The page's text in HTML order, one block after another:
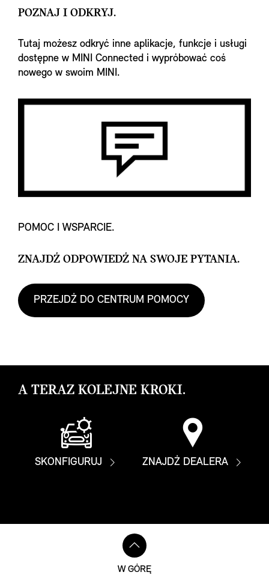
POZNAJ I ODKRYJ.
Tutaj możesz odkryć inne aplikacje, funkcje i usługi
dostępne w MINI Connected i wypróbować coś
nowego w swoim MINI.
POMOC I WSPARCIE.
ZNAJDŹ ODPOWIEDŹ NA SWOJE PYTANIA.
PRZEJDŹ DO CENTRUM POMOCY
A TERAZ KOLEJNE KROKI.
SKONFIGURUJ ZNAJDŹ DEALERA
W GÓRĘ